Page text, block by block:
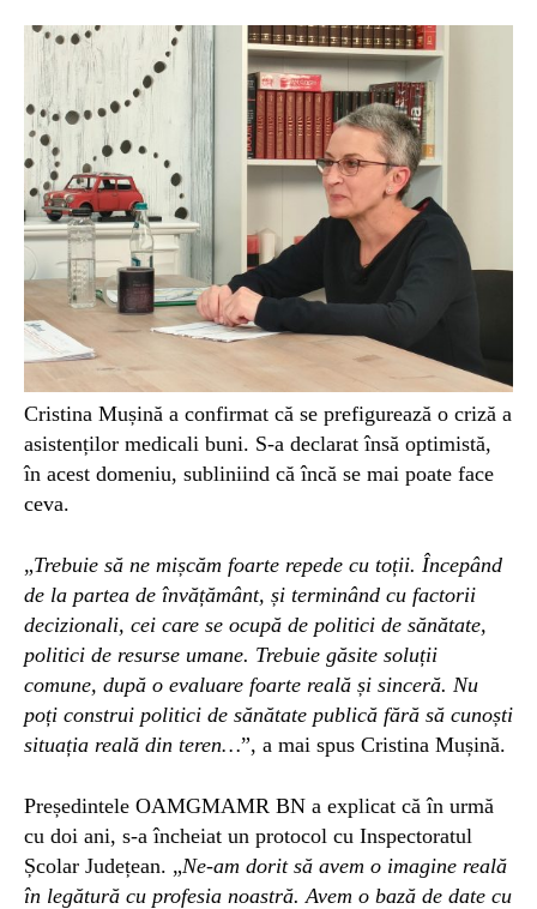
Cristina Mușină a confirmat că se prefigurează o criză a
asistenților medicali buni. S-a declarat însă optimistă,
în acest domeniu, subliniind că încă se mai poate face
ceva.
„Trebuie să ne mișcăm foarte repede cu toții. Începând
de la partea de învățământ, și terminând cu factorii
decizionali, cei care se ocupă de politici de sănătate,
politici de resurse umane. Trebuie găsite soluții
comune, după o evaluare foarte reală și sinceră. Nu
poți construi politici de sănătate publică fără să cunoști
situația reală din teren…”, a mai spus Cristina Mușină.
Președintele OAMGMAMR BN a explicat că în urmă
cu doi ani, s-a încheiat un protocol cu Inspectoratul
Școlar Județean. „Ne-am dorit să avem o imagine reală
în legătură cu profesia noastră. Avem o bază de date cu